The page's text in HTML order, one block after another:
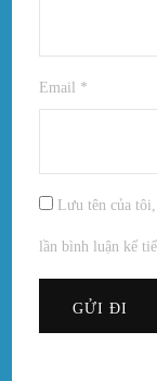
Email *
Lưu tên của
lần bình luận kế